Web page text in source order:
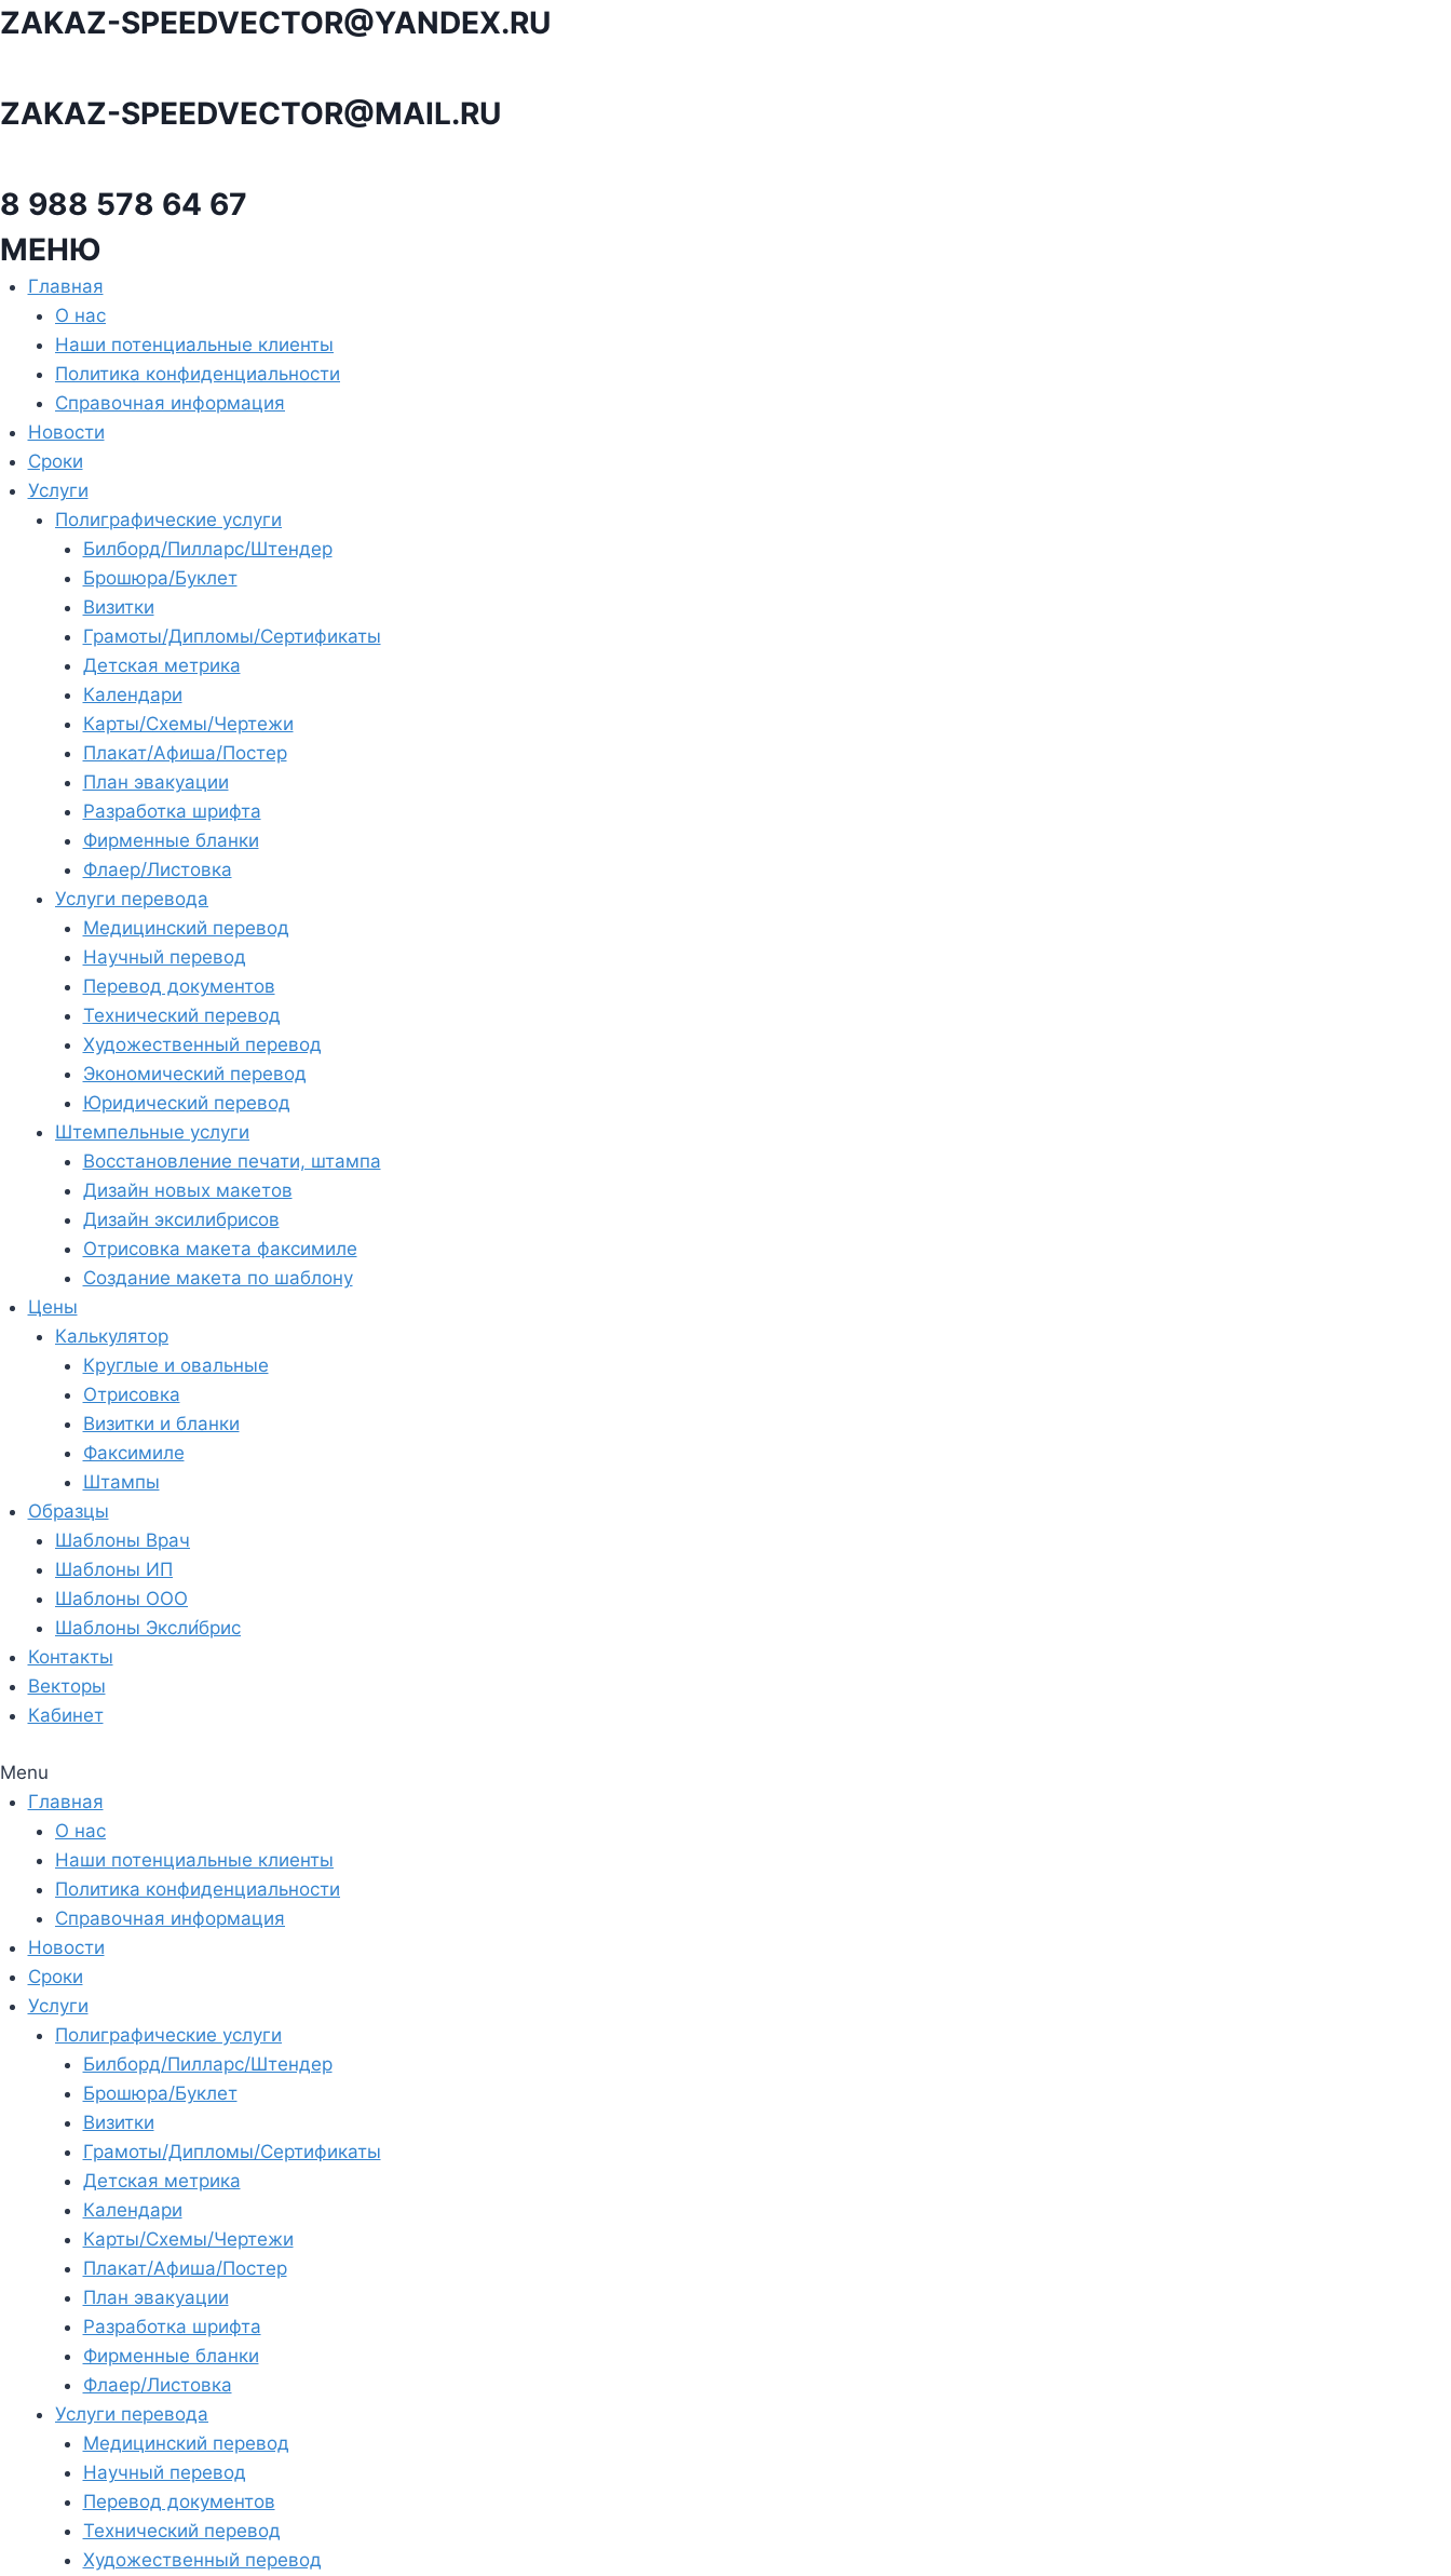
Перейти
ZAKAZ-SPEEDVECTOR@YANDEX.RU
ZAKAZ-SPEEDVECTOR@MAIL.RU
8 988 578 64 67
МЕНЮ
Главная
О нас
Наши потенциальные клиенты
Политика конфиденциальности
Справочная информация
Новости
Сроки
Услуги
Полиграфические услуги
Билборд/Пилларс/Штендер
Брошюра/Буклет
Визитки
Грамоты/Дипломы/Сертификаты
Детская метрика
Календари
Карты/Схемы/Чертежи
Плакат/Афиша/Постер
План эвакуации
Разработка шрифта
Фирменные бланки
Флаер/Листовка
Услуги перевода
Медицинский перевод
Научный перевод
Перевод документов
Технический перевод
Художественный перевод
Экономический перевод
Юридический перевод
Штемпельные услуги
Восстановление печати, штампа
Дизайн новых макетов
Дизайн эксилибрисов
Отрисовка макета факсимиле
Создание макета по шаблону
Цены
Калькулятор
Круглые и овальные
Отрисовка
Визитки и бланки
Факсимиле
Штампы
Образцы
Шаблоны Врач
Шаблоны ИП
Шаблоны ООО
Шаблоны Эксли́брис
Контакты
Векторы
Кабинет
Menu
Главная
О нас
Наши потенциальные клиенты
Политика конфиденциальности
Справочная информация
Новости
Сроки
Услуги
Полиграфические услуги
Билборд/Пилларс/Штендер
Брошюра/Буклет
Визитки
Грамоты/Дипломы/Сертификаты
Детская метрика
Календари
Карты/Схемы/Чертежи
Плакат/Афиша/Постер
План эвакуации
Разработка шрифта
Фирменные бланки
Флаер/Листовка
Услуги перевода
Медицинский перевод
Научный перевод
Перевод документов
Технический перевод
Художественный перевод